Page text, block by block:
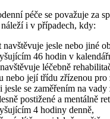
péče se považuje za
i v případech, kdy:
navštěvuje jesle nebo jiné
46 hodin v
léčebně
nebo její třídu zřízenou pro
jesle se zaměřením na
postižené a mentálně
4 hodiny denně,